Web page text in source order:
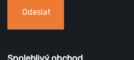
Odeslat